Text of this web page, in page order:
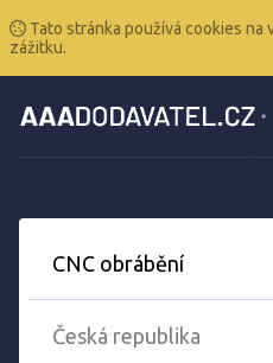
Tato stránka používá cookies
zážitku.